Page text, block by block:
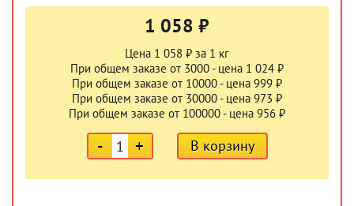
1 058 ₽
Цена 1 058 ₽ за 1 кг
При общем заказе от 3000 - цена 1 024 ₽
При общем заказе от 10000 - цена 999 ₽
При общем заказе от 30000 - цена 973 ₽
При общем заказе от 100000 - цена 956 ₽
- + В корзину